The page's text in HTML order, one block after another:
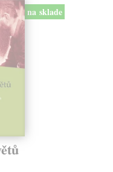
na sklade